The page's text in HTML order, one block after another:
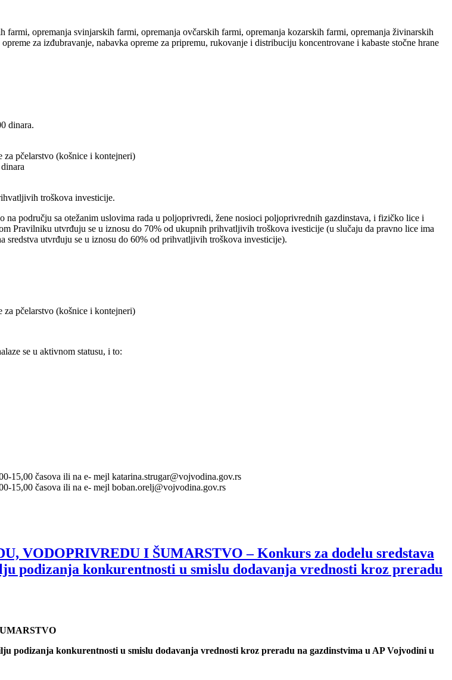
farmi, opremanja svinjarskih farmi, opremanja ovčarskih farmi, opremanja kozarskih farmi, opremanja živinarskih
za izđubravanje, nabavka opreme za pripremu, rukovanje i distribuciju koncentrovane i kabaste stočne hrane
dinara.
pčelarstvo (košnice i kontejneri)
troškova investicije.
području sa otežanim uslovima rada u poljoprivredi, žene nosioci poljoprivrednih gazdinstava, i fizičko lice i
Pravilniku utvrđuju se u iznosu do 70% od ukupnih prihvatljivih troškova ivesticije (u slučaju da pravno lice ima
sredstva utvrđuju se u iznosu do 60% od prihvatljivih troškova investicije).
pčelarstvo (košnice i kontejneri)
se u aktivnom statusu, i to:
15,00 časova ili na e- mejl katarina.strugar@vojvodina.gov.rs
15,00 časova ili na e- mejl boban.orelj@vojvodina.gov.rs
VODOPRIVREDU I ŠUMARSTVO – Konkurs za dodelu sredstava
podizanja konkurentnosti u smislu dodavanja vrednosti kroz preradu
podizanja konkurentnosti u smislu dodavanja vrednosti kroz preradu na gazdinstvima u AP Vojvodini u